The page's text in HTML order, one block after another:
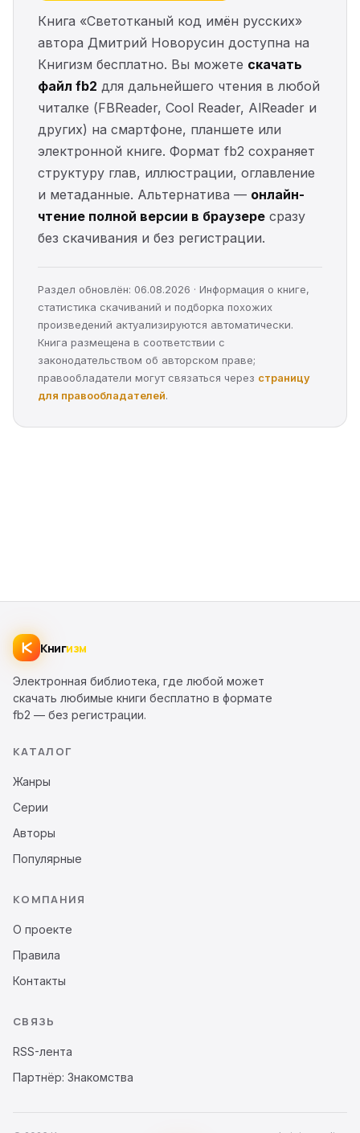
Книга «Светотканый код имён русских»
автора Дмитрий Новорусин доступна на
Книгизм бесплатно. Вы можете скачать
файл fb2 для дальнейшего чтения в любой
читалке (FBReader, Cool Reader, AlReader и
других) на смартфоне, планшете или
электронной книге. Формат fb2 сохраняет
структуру глав, иллюстрации, оглавление
и метаданные. Альтернатива — онлайн-
чтение полной версии в браузере сразу
без скачивания и без регистрации.
Раздел обновлён: 06.08.2026 · Информация о книге,
статистика скачиваний и подборка похожих
произведений актуализируются автоматически.
Книга размещена в соответствии с
законодательством об авторском праве;
правообладатели могут связаться через страницу
для правообладателей.
Книгизм
Электронная библиотека, где любой может
скачать любимые книги бесплатно в формате
fb2 — без регистрации.
КАТАЛОГ
Жанры
Серии
Авторы
Популярные
КОМПАНИЯ
О проекте
Правила
Контакты
СВЯЗЬ
RSS-лента
Партнёр: Знакомства